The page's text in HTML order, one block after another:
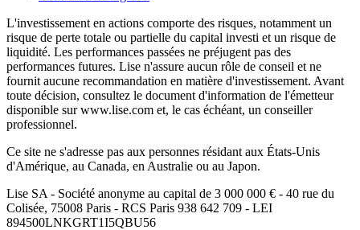
L'investissement en actions comporte des risques, notamment un
risque de perte totale ou partielle du capital investi et un risque de
liquidité. Les performances passées ne préjugent pas des
performances futures. Lise n'assure aucun rôle de conseil et ne
fournit aucune recommandation en matière d'investissement. Avant
toute décision, consultez le document d'information de l'émetteur
disponible sur www.lise.com et, le cas échéant, un conseiller
professionnel.
Ce site ne s'adresse pas aux personnes résidant aux États-Unis
d'Amérique, au Canada, en Australie ou au Japon.
Lise SA - Société anonyme au capital de 3 000 000 € - 40 rue du
Colisée, 75008 Paris - RCS Paris 938 642 709 - LEI
894500LNKGRT1I5QBU56